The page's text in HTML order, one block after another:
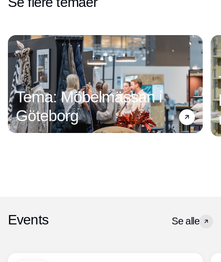
Tema: Möbelmässan i
Göteborg
Events Se alle